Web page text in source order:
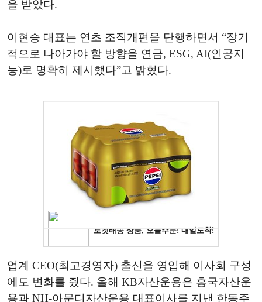
을 받았다.
이현승 대표는 연초 조직개편을 단행하면서 “장기
적으로 나아가야 할 방향을 연금, ESG, AI(인공지
능)로 명확히 제시했다”고 밝혔다.
업계 CEO(최고경영자) 출신을 영입해 이사회 구성
에도 변화를 줬다. 올해 KB자산운용은 흥국자산운
용과 NH-아문디자산운용 대표이사를 지낸 한동주